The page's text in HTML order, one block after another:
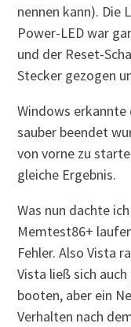
nennen kann). Die
Power-LED war
und der Reset-
Stecker gezogen
Windows
sauber beendet
von vorne zu
gleiche Ergebnis.
Was nun dachte
Memtest86+
Fehler. Also Vista
Vista ließ sich
booten, aber ein
Verhalten nach